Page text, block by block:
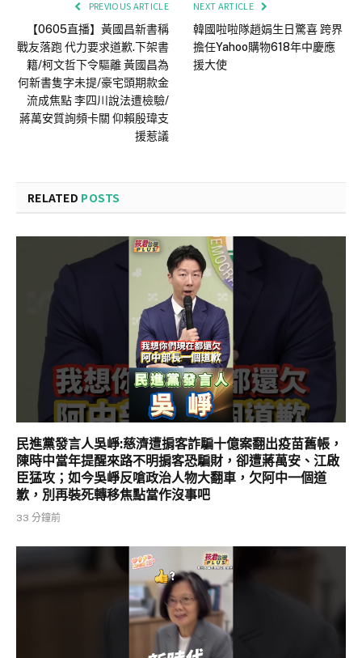
PREVIOUS ARTICLE
【0605直播】黃國昌新書稱
戰友落跑 代力要求道歉.下架書
籍/柯文哲下令驅離 黃國昌為
何新書隻字未提/豪宅頭期款金
流成焦點 李四川說法遭檢驗/
蔣萬安質詢頻卡關 仰賴殷瑋支
援惹議
NEXT ARTICLE
韓國啦啦隊趙娟生日驚喜 跨界
擔任Yahoo購物618年中慶應
援大使
RELATED POSTS
民進黨發言人吳崢:慈濟遭掮客詐騙十億案翻出疫苗舊帳，
陳時中當年提醒來路不明掮客恐騙財，卻遭蔣萬安、江啟
臣猛攻；如今吳崢反嗆政治人物大翻車，欠阿中一個道
歉，別再裝死轉移焦點當作沒事吧
33 分鐘前